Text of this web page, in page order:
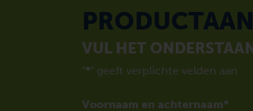
VUL HET
"*" geeft verplichte velden aan
Voornaam en achternaam